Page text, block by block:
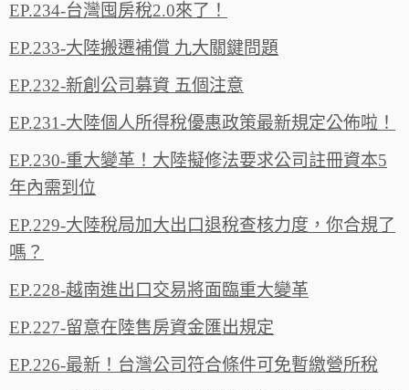
EP.234-台灣囤房稅2.0來了！
EP.233-大陸搬遷補償 九大關鍵問題
EP.232-新創公司募資 五個注意
EP.231-大陸個人所得稅優惠政策最新規定公佈啦！
EP.230-重大變革！大陸擬修法要求公司註冊資本5
年內需到位
EP.229-大陸稅局加大出口退稅查核力度，你合規了
嗎？
EP.228-越南進出口交易將面臨重大變革
EP.227-留意在陸售房資金匯出規定
EP.226-最新！台灣公司符合條件可免暫繳營所稅